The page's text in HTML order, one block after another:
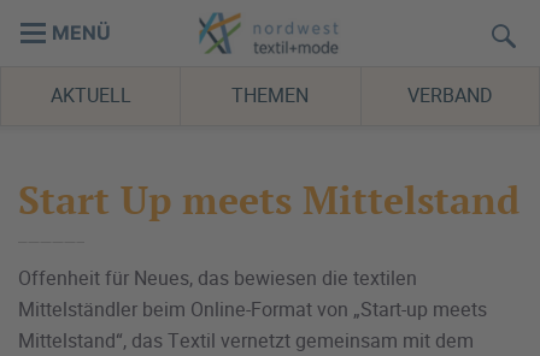
MENÜ
AKTUELL THEMEN VERBAND
Start Up meets Mittelstand
Offenheit für Neues, das bewiesen die textilen
Mittelständler beim Online-Format von „Start-up meets
Mittelstand“, das Textil vernetzt gemeinsam mit dem